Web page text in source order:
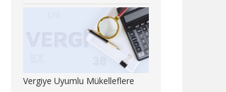
Vergiye Uyumlu Mükelleflere